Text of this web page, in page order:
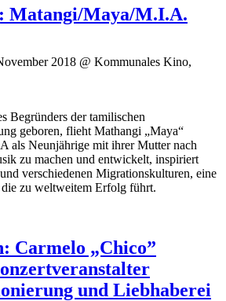
Matangi/Maya/M.I.A.
2018 @ Kommunales Kino,
Begründers der tamilischen
geboren, flieht Mathangi „Maya“
als Neunjährige mit ihrer Mutter nach
zu machen und entwickelt, inspiriert
verschiedenen Migrationskulturen, eine
zu weltweitem Erfolg führt.
Carmelo „Chico”
und Liebhaberei